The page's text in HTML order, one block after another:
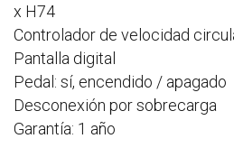
x H74
Controlador de velocidad
Pantalla digital
Pedal: sí, encendido / apagado
Desconexión por sobrecarga
Garantía: 1 año